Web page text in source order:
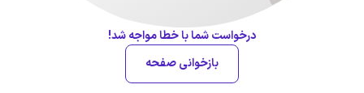
درخواست شما با خطا مواجه شد!
بازخوانی صفحه